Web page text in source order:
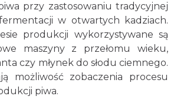
przy zastosowaniu tradycyjnej
w otwartych kadziach.
produkcji wykorzystywane są
maszyny z przełomu wieku,
czy młynek do słodu ciemnego.
możliwość zobaczenia procesu
piwa.